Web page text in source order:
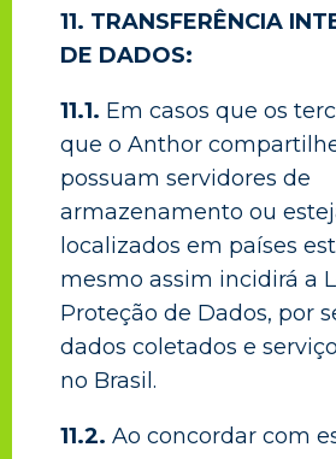
11. TRANSFERÊNCIA
DE DADOS:
11.1. Em casos que os
que o Anthor
possuam servidores de
armazenamento ou
localizados em países
mesmo assim incidirá a
Proteção de Dados, por
dados coletados e
no Brasil.
11.2. Ao concordar com